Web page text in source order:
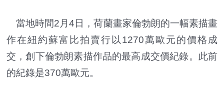
當地時間2月4日，荷蘭畫家倫勃朗的一幅素描畫
作在紐約蘇富比拍賣行以1270萬歐元的價格成
交，創下倫勃朗素描作品的最高成交價紀錄。此前
的紀錄是370萬歐元。